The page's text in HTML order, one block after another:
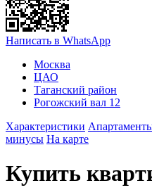
Написать в WhatsApp
Москва
ЦАО
Таганский район
Рогожский вал 12
Характеристики
минусы На карте
Купить